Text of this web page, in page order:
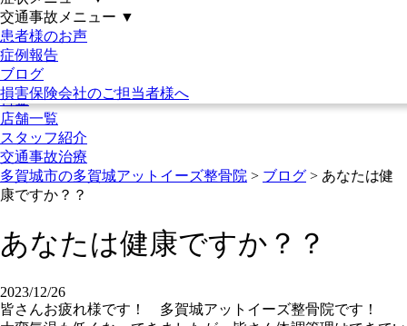
交通事故メニュー ▼
患者様のお声
症例報告
ブログ
損害保険会社のご担当者様へ
※年中無休で営業
HOME
はじめての方へ
料金
店舗一覧
スタッフ紹介
交通事故治療
多賀城市の多賀城アットイーズ整骨院 > ブログ > あなたは健
康ですか？？
あなたは健康ですか？？
2023/12/26
皆さんお疲れ様です！ 多賀城アットイーズ整骨院です！